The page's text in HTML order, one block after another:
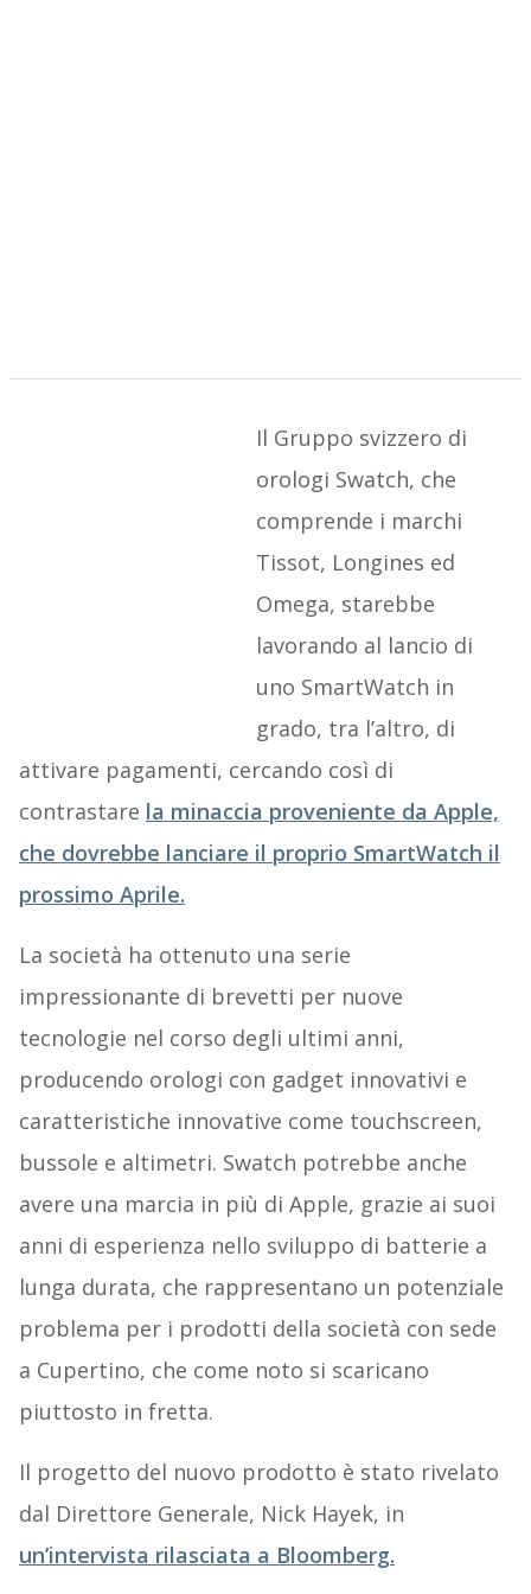
Il Gruppo svizzero di
orologi Swatch, che
comprende i marchi
Tissot, Longines ed
Omega, starebbe
lavorando al lancio di
uno SmartWatch in
grado, tra l’altro, di
attivare pagamenti, cercando così di
contrastare la minaccia proveniente da Apple,
che dovrebbe lanciare il proprio SmartWatch il
prossimo Aprile.
La società ha ottenuto una serie
impressionante di brevetti per nuove
tecnologie nel corso degli ultimi anni,
producendo orologi con gadget innovativi e
caratteristiche innovative come touchscreen,
bussole e altimetri. Swatch potrebbe anche
avere una marcia in più di Apple, grazie ai suoi
anni di esperienza nello sviluppo di batterie a
lunga durata, che rappresentano un potenziale
problema per i prodotti della società con sede
a Cupertino, che come noto si scaricano
piuttosto in fretta.
Il progetto del nuovo prodotto è stato rivelato
dal Direttore Generale, Nick Hayek, in
un’intervista rilasciata a Bloomberg.